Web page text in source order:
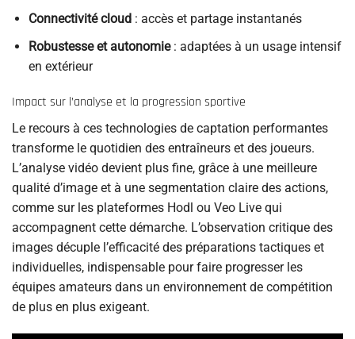
Connectivité cloud: accès et partage instantanés
Robustesse et autonomie: adaptées à un usage intensif
en extérieur
Impact sur l’analyse et la progression sportive
Le recours à ces technologies de captation performantes
transforme le quotidien des entraîneurs et des joueurs.
L’analyse vidéo devient plus fine, grâce à une meilleure
qualité d’image et à une segmentation claire des actions,
comme sur les plateformes Hodl ou Veo Live qui
accompagnent cette démarche. L’observation critique des
images décuple l’efficacité des préparations tactiques et
individuelles, indispensable pour faire progresser les
équipes amateurs dans un environnement de compétition
de plus en plus exigeant.